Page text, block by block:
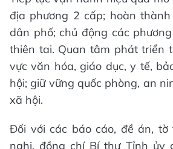
địa phương 2 cấp; hoàn
dân phố; chủ động các
thiên tai. Quan tâm phát triển
vực văn hóa, giáo dục, y tế,
hội; giữ vững quốc phòng, an
xã hội. ​
Đối với các báo cáo, đề án,
nghị, đồng chí Bí thư Tỉnh ủy